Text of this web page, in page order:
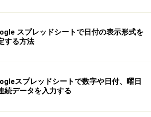
スプレッドシートで日付の表示形式を
する方法
スプレッドシートで数字や日付、曜日
続データを入力する